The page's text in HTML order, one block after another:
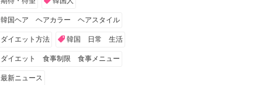
韓国ヘア ヘアカラー ヘアスタイル
ダイエット方法 韓国 日常 生活
ダイエット 食事制限 食事メニュー
最新ニュース